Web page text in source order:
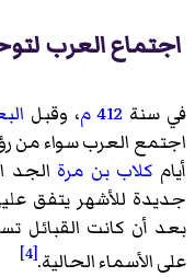
اجتماع العرب
في سنة 412 م ، وقبل
اجتمع العرب سواء من
أيام كلاب بن مرة الجد
جديدة للأشهر يتفق
بعد أن كانت القبائل
على الأسماء الحالية.[4]